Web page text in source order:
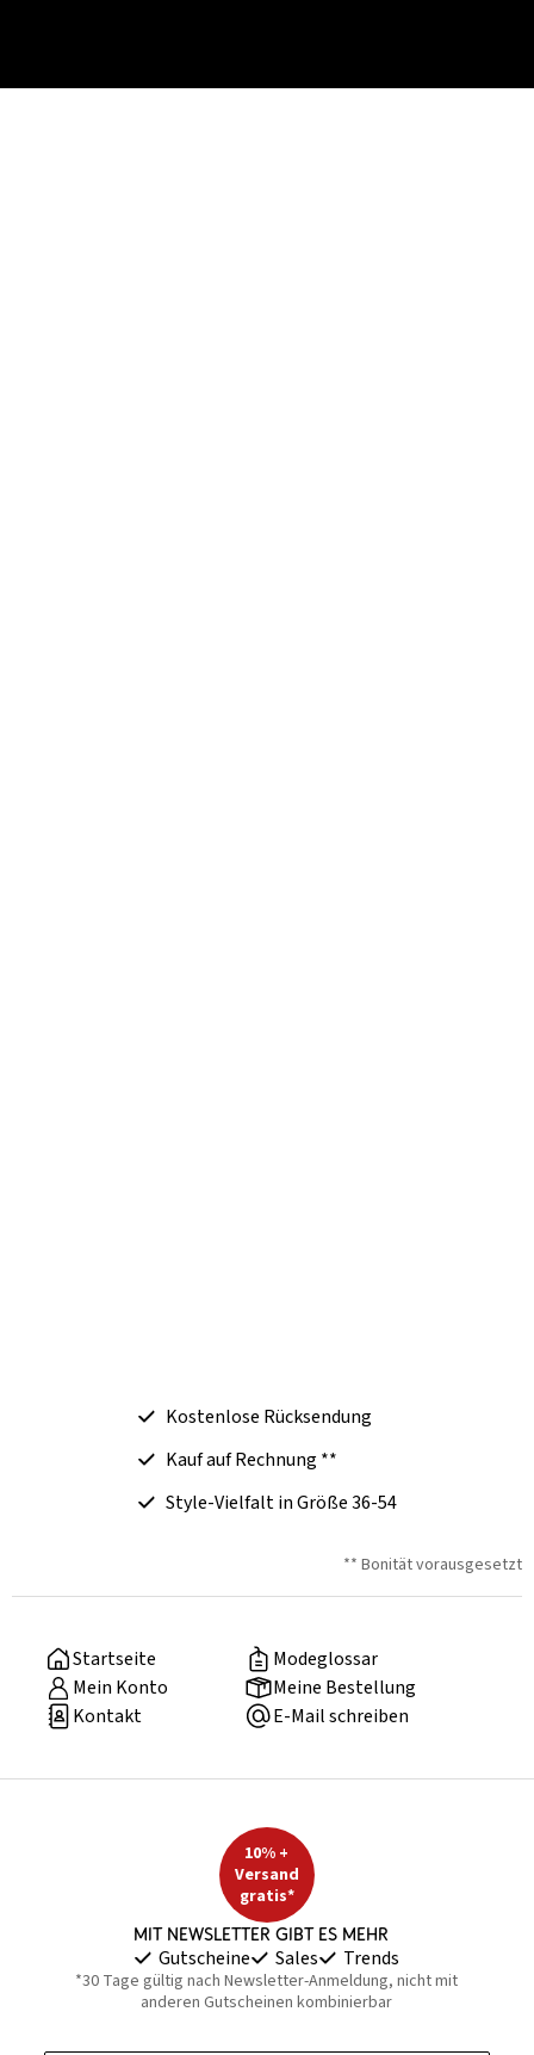
Kostenlose Rücksendung
Kauf auf Rechnung **
Style-Vielfalt in Größe 36-54
** Bonität vorausgesetzt
Startseite
Modeglossar
Mein Konto
Meine Bestellung
Kontakt
E-Mail schreiben
10% +
Versand
gratis*
Mit Newsletter gibt es mehr
Gutscheine Sales Trends
*30 Tage gültig nach Newsletter-Anmeldung, nicht mit
anderen Gutscheinen kombinierbar